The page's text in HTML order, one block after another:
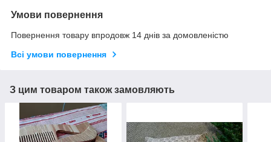
Умови повернення
Повернення товару впродовж 14 днів за домовленістю
Всі умови повернення
З цим товаром також замовляють